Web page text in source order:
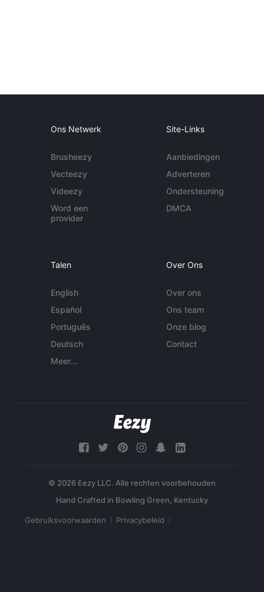
Ons Netwerk
Brusheezy
Vecteezy
Videezy
Word een
provider
Site-Links
Aanbiedingen
Adverteren
Ondersteuning
DMCA
Talen
English
Español
Português
Deutsch
Meer...
Over Ons
Over ons
Ons team
Onze blog
Contact
© 2026 Eezy LLC. Alle rechten voorbehouden
Gebruiksvoorwaarden Privacybeleid